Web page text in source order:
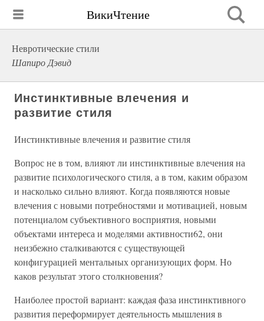
ВикиЧтение
Невротические стили
Шапиро Дэвид
Инстинктивные влечения и
развитие стиля
Инстинктивные влечения и развитие стиля
Вопрос не в том, влияют ли инстинктивные влечения на
развитие психологического стиля, а в том, каким образом
и насколько сильно влияют. Когда появляются новые
влечения с новыми потребностями и мотивацией, новым
потенциалом субъективного восприятия, новыми
объектами интереса и моделями активности62, они
неизбежно сталкиваются с существующей
конфигурацией ментальных организующих форм. Но
каков результат этого столкновения?
Наиболее простой вариант: каждая фаза инстинктивного
развития переформирует деятельность мышления в